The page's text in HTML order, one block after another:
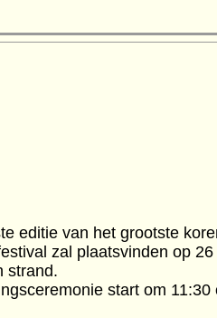
editie van het grootste
zal plaatsvinden op
strand.
start om